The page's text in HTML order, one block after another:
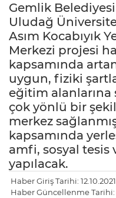
Gemlik
Uludağ
Asım Kocabıyık
Merkezi projesi
kapsamında
uygun, fiziki
eğitim
çok yönlü bir
merkez
kapsamında
amfi, sosyal
yapılacak.
Haber Giriş Tarihi:
Haber Güncellenme Tarihi: